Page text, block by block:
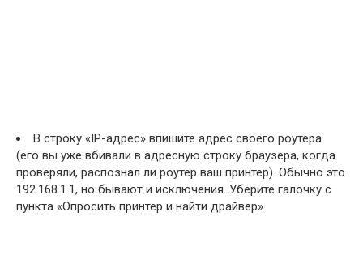
В строку «IP-адрес» впишите адрес своего роутера
(его вы уже вбивали в адресную строку браузера, когда
проверяли, распознал ли роутер ваш принтер). Обычно это
192.168.1.1, но бывают и исключения. Уберите галочку с
пункта «Опросить принтер и найти драйвер».